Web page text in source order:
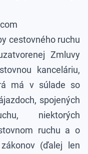
cestovného ruchu
Zmluvy
kanceláriu,
má v súlade so
spojených
niektorých
ruchu a o
(ďalej len